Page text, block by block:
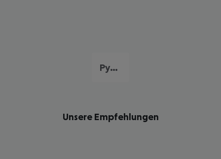
Pythagorio
Unsere Empfehlungen